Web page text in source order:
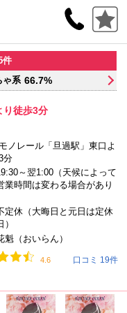
件
る 42.9%
り徒歩3分
ノレール「旦過駅」東口よ
分
～翌1:00（天候によって
業時間は変わる場合があり
定休（大晦日と元日は定休
）
魁（おいらん）
4.6 口コミ 19件